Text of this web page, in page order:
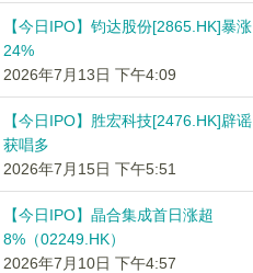
【今日IPO】钧达股份[2865.HK]暴涨
24%
2026年7月13日 下午4:09
【今日IPO】胜宏科技[2476.HK]辟谣
获唱多
2026年7月15日 下午5:51
【今日IPO】晶合集成首日涨超
8%（02249.HK）
2026年7月10日 下午4:57